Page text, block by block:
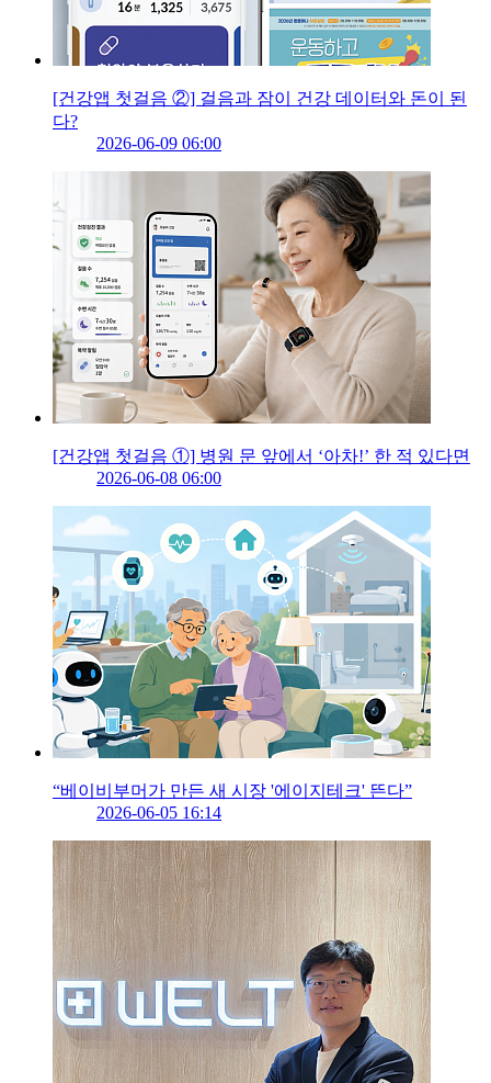
[건강앱 첫걸음 ②] 걸음과 잠이 건강 데이터와 돈이 된
다?
2026-06-09 06:00
[건강앱 첫걸음 ①] 병원 문 앞에서 ‘아차!’ 한 적 있다면
2026-06-08 06:00
“베이비부머가 만든 새 시장 '에이지테크' 뜬다”
2026-06-05 16:14